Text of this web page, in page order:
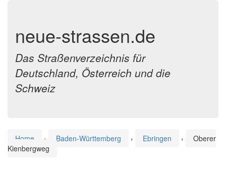
neue-strassen.de
Das Straßenverzeichnis für
Deutschland, Österreich und die
Schweiz
Home › Baden-Württemberg › Ebringen ›
Oberer
Kienbergweg